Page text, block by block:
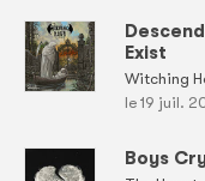
Exist
Witching
le 19 juil.
Boys